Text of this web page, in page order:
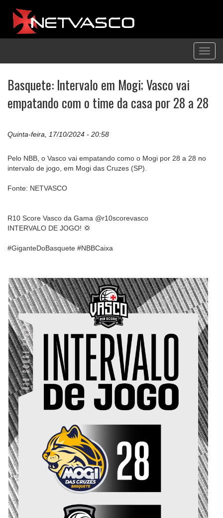
Basquete: Intervalo em Mogi; Vasco vai
empatando com o time da casa por 28 a 28
Quinta-feira, 17/10/2024 - 20:58
Pelo NBB, o Vasco vai empatando como o Mogi por 28 a 28 no
intervalo de jogo, em Mogi das Cruzes (SP).
Fonte: NETVASCO
R10 Score Vasco da Gama @r10scorevasco
INTERVALO DE JOGO! 💢
#GiganteDoBasquete #NBBCaixa